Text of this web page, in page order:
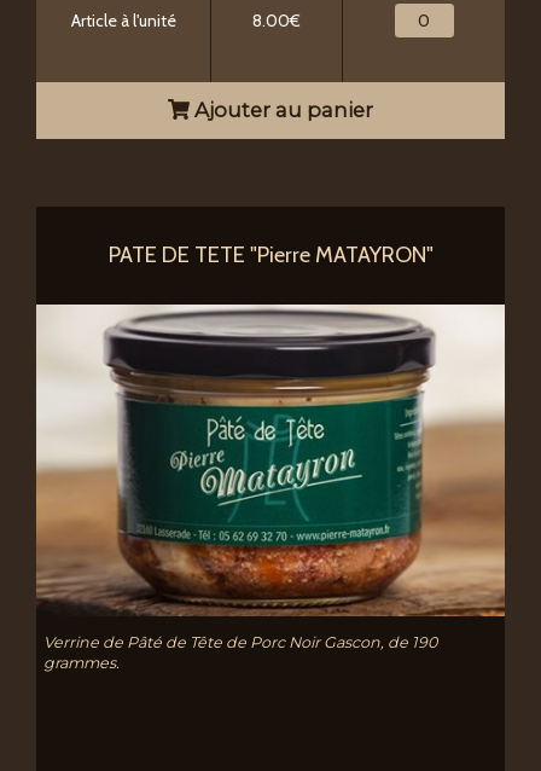
Article à l'unité 8.00€
Ajouter au panier
PATE DE TETE "Pierre MATAYRON"
Verrine de Pâté de Tête de Porc Noir Gascon, de 190
grammes.